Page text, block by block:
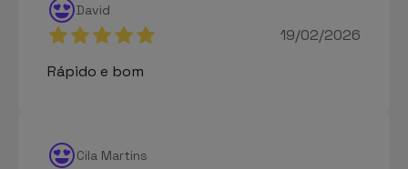
David
19/02/2026
Rápido e bom
Cila Martins